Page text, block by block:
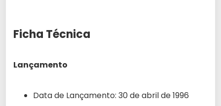
Ficha Técnica
Lançamento
Data de Lançamento: 30 de abril de 1996